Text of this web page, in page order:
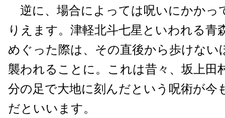
逆に、場合によっては呪いにかかっ
りえます。津軽北斗七星といわれる青
めぐった際は、その直後から歩けない
襲われることに。これは昔々、坂上田
分の足で大地に刻んだという呪術が今
だといいます。